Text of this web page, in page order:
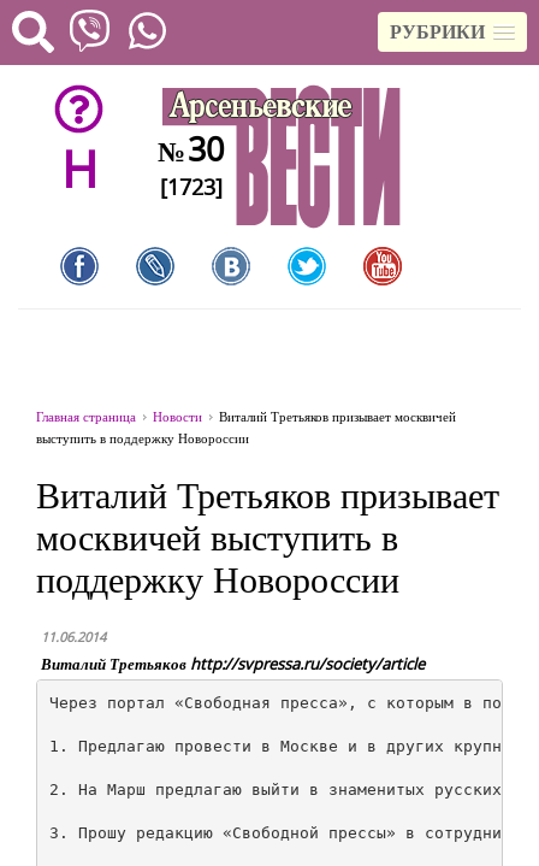
РУБРИКИ
H №30
[1723]
Главная страница Новости
Виталий Третьяков призывает москвичей
выступить в поддержку Новороссии
Виталий Третьяков призывает
москвичей выступить в
поддержку Новороссии
11.06.2014
Виталий Третьяков http://svpressa.ru/society/article
Через портал «Свободная пресса», с которым в
1. Предлагаю провести в Москве и в других крупных
2. На Марш предлагаю выйти в знаменитых русских
3. Прошу редакцию «Свободной прессы» в